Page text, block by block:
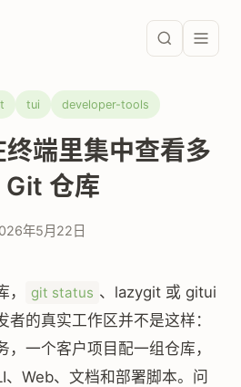
tui developer-tools
端里集中查看多
Git 仓库
年5月22日
git status 、lazygit 或 gitui
者的真实工作区并不是这样：
一个客户项目配一组仓库，
Web、文档和部署脚本。问